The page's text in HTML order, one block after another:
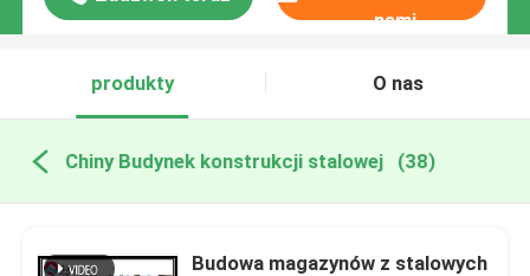
nami
produkty O nas
Chiny Budynek konstrukcji stalowej (38)
Budowa magazynów z stalowych